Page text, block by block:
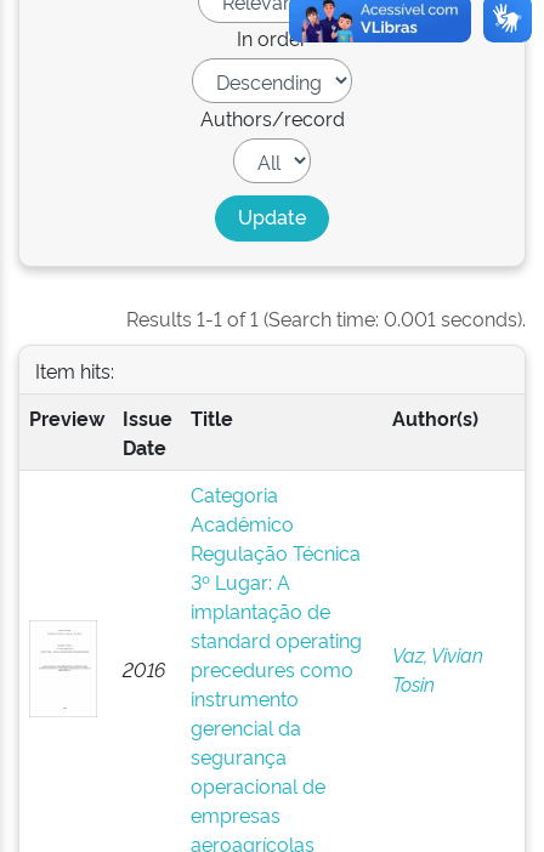
In order
Authors/record
Results 1-1 of 1 (Search time: 0.001 seconds).
Item hits:
Preview
Issue
Date
Title Author(s)
2016
Categoria
Acadêmico
Regulação Técnica
3º Lugar: A
implantação de
standard operating
precedures como
instrumento
gerencial da
segurança
operacional de
empresas
aeroagrícolas
Vaz, Vivian
Tosin